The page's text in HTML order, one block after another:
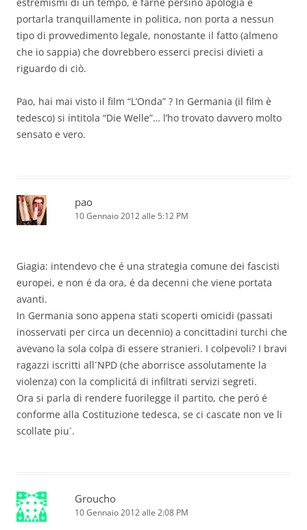
portarla tranquillamente in politica, non porta a nessun
tipo di provvedimento legale, nonostante il fatto (almeno
che io sappia) che dovrebbero esserci precisi divieti a
riguardo di ciò.
Pao, hai mai visto il film “L’Onda” ? In Germania (il film è
tedesco) si intitola “Die Welle”… l’ho trovato davvero molto
sensato e vero.
pao
10 Gennaio 2012 alle 5:12 PM
Giagia: intendevo che é una strategia comune dei fascisti
europei, e non é da ora, é da decenni che viene portata
avanti.
In Germania sono appena stati scoperti omicidi (passati
inosservati per circa un decennio) a concittadini turchi che
avevano la sola colpa di essere stranieri. I colpevoli? I bravi
ragazzi iscritti all´NPD (che aborrisce assolutamente la
violenza) con la complicitá di infiltrati servizi segreti.
Ora si parla di rendere fuorilegge il partito, che peró é
conforme alla Costituzione tedesca, se ci cascate non ve li
scollate piu´.
Groucho
10 Gennaio 2012 alle 2:08 PM